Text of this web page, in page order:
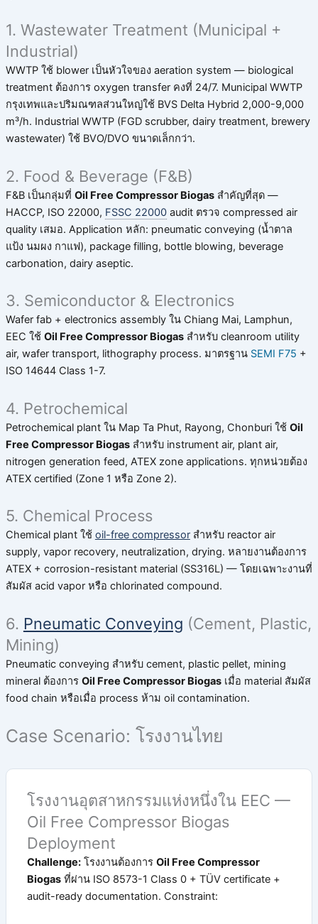
1. Wastewater Treatment (Municipal +
Industrial)
WWTP ใช้ blower เป็นหัวใจของ aeration system — biological
treatment ต้องการ oxygen transfer คงที่ 24/7. Municipal WWTP
กรุงเทพและปริมณฑลส่วนใหญ่ใช้ BVS Delta Hybrid 2,000-9,000
m³/h. Industrial WWTP (FGD scrubber, dairy treatment, brewery
wastewater) ใช้ BVO/DVO ขนาดเล็กกว่า.
2. Food & Beverage (F&B)
F&B เป็นกลุ่มที่ Oil Free Compressor Biogasสำคัญที่สุด —
HACCP, ISO 22000, FSSC 22000audit ตรวจ compressed air
quality เสมอ. Application หลัก: pneumatic conveying (น้ำตาล
แป้ง นมผง กาแฟ), package filling, bottle blowing, beverage
carbonation, dairy aseptic.
3. Semiconductor & Electronics
Wafer fab + electronics assembly ใน Chiang Mai, Lamphun,
EEC ใช้ Oil Free Compressor Biogasสำหรับ cleanroom utility
air, wafer transport, lithography process. มาตรฐาน SEMI F75 +
ISO 14644 Class 1-7.
4. Petrochemical
Petrochemical plant ใน Map Ta Phut, Rayong, Chonburi ใช้ Oil
Free Compressor Biogasสำหรับ instrument air, plant air,
nitrogen generation feed, ATEX zone applications. ทุกหน่วยต้อง
ATEX certified (Zone 1 หรือ Zone 2).
5. Chemical Process
Chemical plant ใช้ oil-free compressorสำหรับ reactor air
supply, vapor recovery, neutralization, drying. หลายงานต้องการ
ATEX + corrosion-resistant material (SS316L) — โดยเฉพาะงานที่
สัมผัส acid vapor หรือ chlorinated compound.
6. Pneumatic Conveying (Cement, Plastic,
Mining)
Pneumatic conveying สำหรับ cement, plastic pellet, mining
mineral ต้องการ Oil Free Compressor Biogasเมื่อ material สัมผัส
food chain หรือเมื่อ process ห้าม oil contamination.
Case Scenario: โรงงานไทย
โรงงานอุตสาหกรรมแห่งหนึ่งใน EEC —
Oil Free Compressor Biogas
Deployment
Challenge: โรงงานต้องการOil Free Compressor
Biogas ที่ผ่าน ISO 8573-1 Class 0 + TÜV certificate +
audit-ready documentation. Constraint: